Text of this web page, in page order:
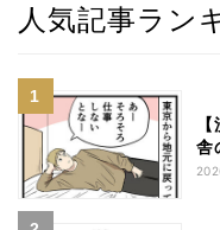
人気記事ラン
舎